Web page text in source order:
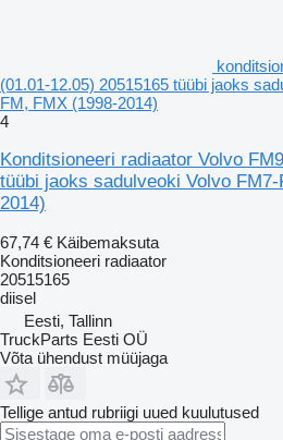
(01.01-12.05) 20515165 tüübi jaoks
FM, FMX (1998-2014)
4
Konditsioneeri radiaator Volvo
tüübi jaoks sadulveoki Volvo
2014)
67,74 € Käibemaksuta
Konditsioneeri radiaator
20515165
diisel
Eesti, Tallinn
TruckParts Eesti OÜ
Võta ühendust müüjaga
Tellige antud rubriigi uued kuulutused